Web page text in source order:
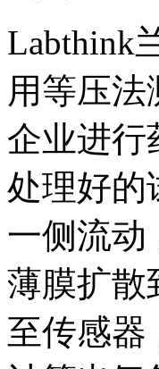
Labthink
用等压
企业进行
处理好的
一侧流动
薄膜扩散
至传感器